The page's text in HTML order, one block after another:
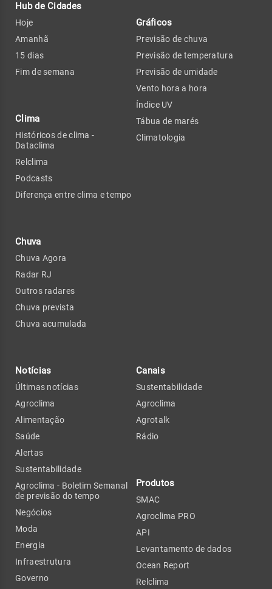
Hub de Cidades
Hoje
Amanhã
15 dias
Fim de semana
Clima
Históricos de clima -
Dataclima
Relclima
Podcasts
Diferença entre clima e tempo
Chuva
Chuva Agora
Radar RJ
Outros radares
Chuva prevista
Chuva acumulada
Gráficos
Previsão de chuva
Previsão de temperatura
Previsão de umidade
Vento hora a hora
Índice UV
Tábua de marés
Climatologia
Notícias
Últimas notícias
Agroclima
Alimentação
Saúde
Alertas
Sustentabilidade
Agroclima - Boletim Semanal
de previsão do tempo
Negócios
Moda
Energia
Infraestrutura
Governo
Canais
Sustentabilidade
Agroclima
Agrotalk
Rádio
Produtos
SMAC
Agroclima PRO
API
Levantamento de dados
Ocean Report
Relclima